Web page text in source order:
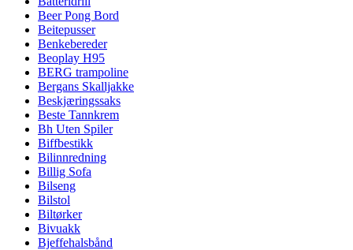
Beer Pong Bord
Beitepusser
Benkebereder
Beoplay H95
BERG trampoline
Bergans Skalljakke
Beskjæringssaks
Beste Tannkrem
Bh Uten Spiler
Biffbestikk
Bilinnredning
Billig Sofa
Bilseng
Bilstol
Biltørker
Bivuakk
Bjeffehalsbånd